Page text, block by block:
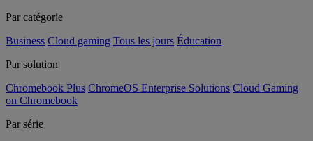
Par catégorie
Business Cloud gaming Tous les jours Éducation
Par solution
Chromebook Plus ChromeOS Enterprise Solutions Cloud Gaming
on Chromebook
Par série